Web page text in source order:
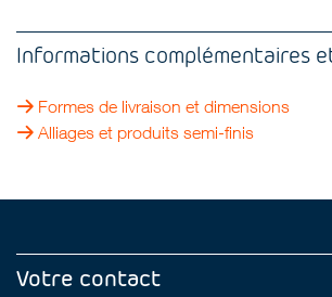
Informations complémentaires
Formes de livraison et dimensions
Alliages et produits semi-finis
Votre contact